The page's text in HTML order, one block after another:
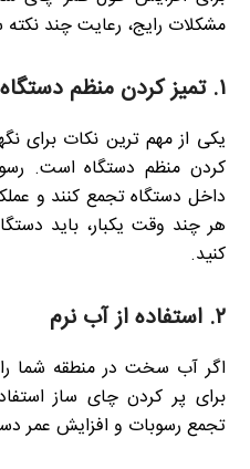
مشکلات رایج، رعایت چند
۱. تمیز کردن منظم دستگاه
یکی از مهم ترین نکات برای
کردن منظم دستگاه است.
داخل دستگاه تجمع کنند و
هر چند وقت یکبار، باید
کنید.
۲. استفاده از آب نرم
اگر آب سخت در منطقه شما
برای پر کردن چای ساز
تجمع رسوبات و افزایش عمر